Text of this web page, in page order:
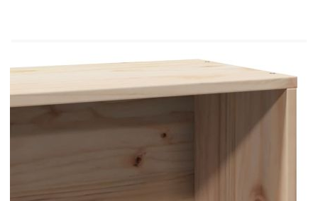
(необработена)
Общи размери: 219,5 x 81 x 82 см (Д x Ш x